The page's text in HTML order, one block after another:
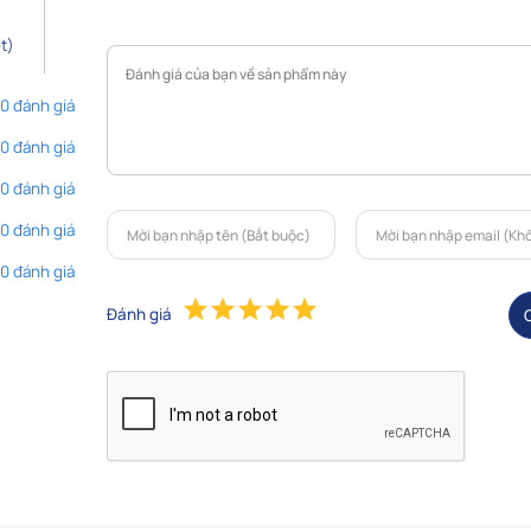
đánh giá
đánh giá
đánh giá
đánh giá
đánh giá
Đánh giá